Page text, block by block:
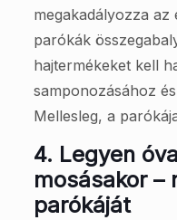
megakadályozza az
parókák
hajtermékeket kell
samponozásához
Mellesleg, a
4. Legyen
mosásakor –
parókáját